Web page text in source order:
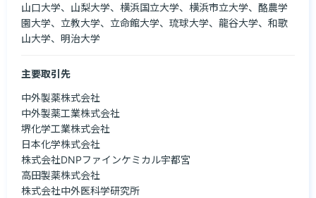
山口大学、山梨大学、横浜国立大学、横浜市立大学、酪農学
園大学、立教大学、立命館大学、琉球大学、龍谷大学、和歌
山大学、明治大学
主要取引先
中外製薬株式会社
中外製薬工業株式会社
堺化学工業株式会社
日本化学株式会社
株式会社DNPファインケミカル宇都宮
高田製薬株式会社
株式会社中外医科学研究所